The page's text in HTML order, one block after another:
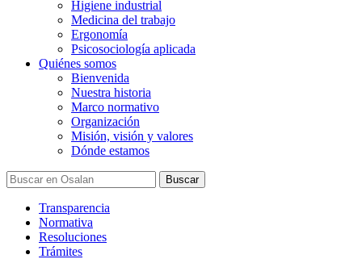
Higiene industrial
Medicina del trabajo
Ergonomía
Psicosociología aplicada
Quiénes somos
Bienvenida
Nuestra historia
Marco normativo
Organización
Misión, visión y valores
Dónde estamos
Transparencia
Normativa
Resoluciones
Trámites